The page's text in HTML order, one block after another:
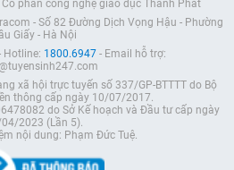
phần công nghệ giáo dục Thành Phát
- Số 82 Đường Dịch Vọng Hậu - Phường
Giấy - Hà Nội
Hotline: 1800.6947- Email hỗ trợ:
xã hội trực tuyến số 337/GP-BTTTT do Bộ
thông cấp ngày 10/07/2017.
do Sở Kế hoạch và Đầu tư cấp ngày
2023 (Lần 5).
nội dung: Phạm Đức Tuệ.